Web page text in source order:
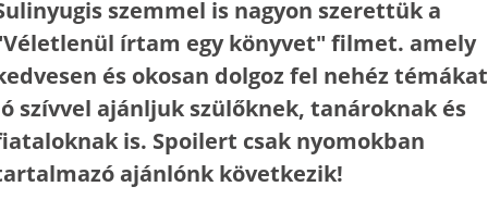
szemmel is nagyon szerettük a
írtam egy könyvet" filmet. amely
és okosan dolgoz fel nehéz
szívvel ajánljuk szülőknek, tanároknak és
is. Spoilert csak nyomokban
ajánlónk következik!